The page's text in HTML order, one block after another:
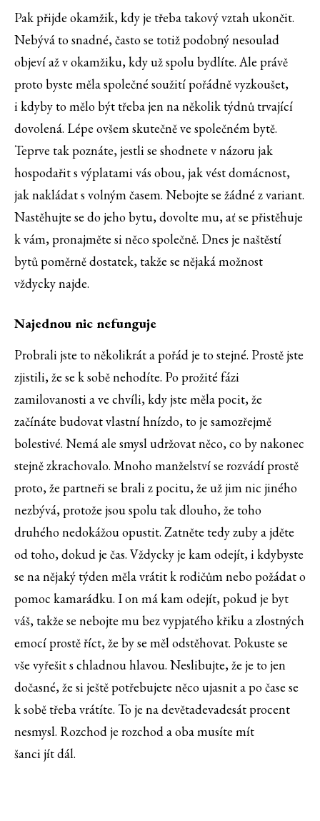
Pak přijde okamžik, kdy je třeba takový vztah ukončit.
Nebývá to snadné, často se totiž podobný nesoulad
objeví až v okamžiku, kdy už spolu bydlíte. Ale právě
proto byste měla společné soužití pořádně vyzkoušet,
i kdyby to mělo být třeba jen na několik týdnů trvající
dovolená. Lépe ovšem skutečně ve společném bytě.
Teprve tak poznáte, jestli se shodnete v názoru jak
hospodařit s výplatami vás obou, jak vést domácnost,
jak nakládat s volným časem. Nebojte se žádné z variant.
Nastěhujte se do jeho bytu, dovolte mu, ať se přistěhuje
k vám, pronajměte si něco společně. Dnes je naštěstí
bytů poměrně dostatek, takže se nějaká možnost
vždycky najde.
Najednou nic nefunguje
Probrali jste to několikrát a pořád je to stejné. Prostě jste
zjistili, že se k sobě nehodíte. Po prožité fázi
zamilovanosti a ve chvíli, kdy jste měla pocit, že
začínáte budovat vlastní hnízdo, to je samozřejmě
bolestivé. Nemá ale smysl udržovat něco, co by nakonec
stejně zkrachovalo. Mnoho manželství se rozvádí prostě
proto, že partneři se brali z pocitu, že už jim nic jiného
nezbývá, protože jsou spolu tak dlouho, že toho
druhého nedokážou opustit. Zatněte tedy zuby a jděte
od toho, dokud je čas. Vždycky je kam odejít, i kdybyste
se na nějaký týden měla vrátit k rodičům nebo požádat o
pomoc kamarádku. I on má kam odejít, pokud je byt
váš, takže se nebojte mu bez vypjatého křiku a zlostných
emocí prostě říct, že by se měl odstěhovat. Pokuste se
vše vyřešit s chladnou hlavou. Neslibujte, že je to jen
dočasné, že si ještě potřebujete něco ujasnit a po čase se
k sobě třeba vrátíte. To je na devětadevadesát procent
nesmysl. Rozchod je rozchod a oba musíte mít
šanci jít dál.